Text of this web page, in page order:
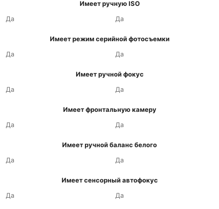
Имеет ручную ISO
Да
Да
Имеет режим серийной фотосъемки
Да
Да
Имеет ручной фокус
Да
Да
Имеет фронтальную камеру
Да
Да
Имеет ручной баланс белого
Да
Да
Имеет сенсорный автофокус
Да
Да